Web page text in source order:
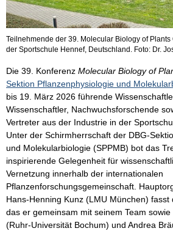
Teilnehmende der 39. Molecular Biology of
der Sportschule Hennef, Deutschland. Foto: Dr.
Die 39. Konferenz Molecular Biology of
Sektion Pflanzenphysiologie und
bis 19. März 2026 führende
Wissenschaftler, Nachwuchsforschende
Vertreter aus der Industrie in der
Unter der Schirmherrschaft der DBG-
und Molekularbiologie (SPPMB) bot das
inspirierende Gelegenheit für
Vernetzung innerhalb der internationalen
Pflanzenforschungsgemeinschaft.
Hans-Henning Kunz (LMU München)
das er gemeinsam mit seinem Team
(Ruhr-Universität Bochum) und Andrea